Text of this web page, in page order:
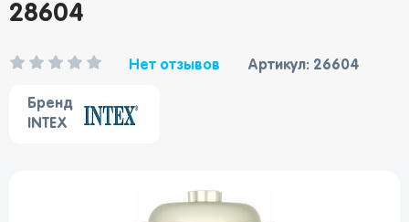
28604
Нет отзывов Артикул: 26604
Бренд
INTEX